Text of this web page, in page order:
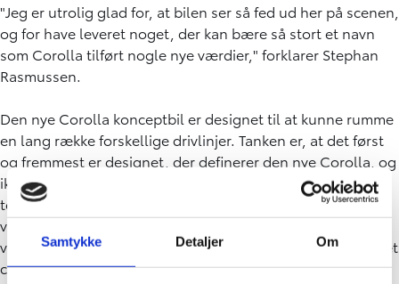
Samtykke Detaljer Om
"Jeg er utrolig glad for, at bilen ser så fed ud her på scenen,
og for have leveret noget, der kan bære så stort et navn
som Corolla tilført nogle nye værdier," forklarer Stephan
Rasmussen.
Den nye Corolla konceptbil er designet til at kunne rumme
en lang række forskellige drivlinjer. Tanken er, at det først
og fremmest er designet, der definerer den nye Corolla, og
ikke teknologien. Der skal være plads til enhver type
teknologi, der passer til forskellige behov rundt om i
verden. Toyotas mål er, at ingen skal lades i stikken på
vejen mod CO2-neutral mobilitet, hvilket også har været et
centralt omdrejningspunkt i udviklingen af konceptbilen.